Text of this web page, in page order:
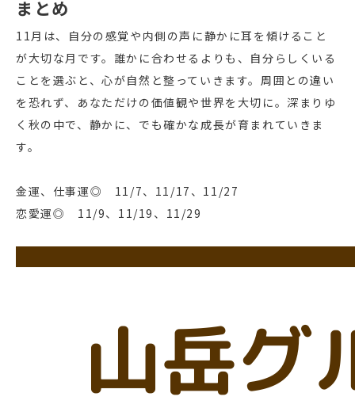
まとめ
11月は、自分の感覚や内側の声に静かに耳を傾けること
が大切な月です。誰かに合わせるよりも、自分らしくいる
ことを選ぶと、心が自然と整っていきます。周囲との違い
を恐れず、あなただけの価値観や世界を大切に。深まりゆ
く秋の中で、静かに、でも確かな成長が育まれていきま
す。
金運、仕事運◎ 11/7、11/17、11/27
恋愛運◎ 11/9、11/19、11/29